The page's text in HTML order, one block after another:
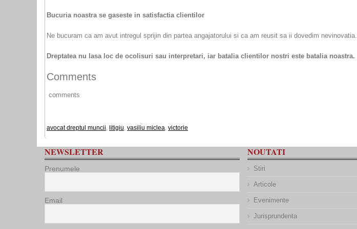
Bucuria noastra se gaseste in satisfactia clientilor
Ne bucuram ca am avut intregul sprijin din partea angajatorului si ca am reusit sa ii dovedim nevinovatia.
Dreptatea nu lasa loc de ocolisuri sau interpretari, iar batalia clientilor nostri este batalia noastra.
Comments
comments
avocat dreptul muncii, litigiu, vasiliu miclea, victorie
NEWSLETTER
Prenumele
Email
NOUTATI
Stiri
Articole
Evenimente
Jurisprundenta